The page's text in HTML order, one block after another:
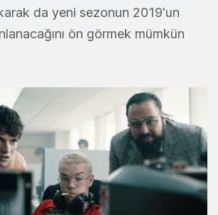
da yeni sezonun 2019'un
ön görmek mümkün